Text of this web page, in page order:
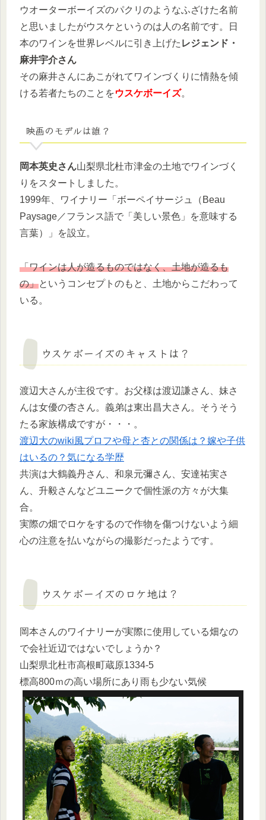
ウオーターボーイズのパクリのようなふざけた名前
と思いましたがウスケというのは人の名前です。日
本のワインを世界レベルに引き上げた レジェンド・
麻井宇介さん
その麻井さんにあこがれてワインづくりに情熱を傾
ける若者たちのことをウスケボーイズ。
映画のモデルは誰？
岡本英史さん山梨県北杜市津金の土地でワインづく
りをスタートしました。
1999年、ワイナリー「ボーペイサージュ（Beau
Paysage／フランス語で「美しい景色」を意味する
言葉）」を設立。
「ワインは人が造るものではなく、土地が造るも
の」というコンセプトのもと、土地からこだわって
いる。
ウスケボーイズのキャストは？
渡辺大さんが主役です。お父様は渡辺謙さん、妹さ
んは女優の杏さん。義弟は東出昌大さん。そうそう
たる家族構成ですが・・・。
渡辺大のwiki風プロフや母と杏との関係は？嫁や子供
はいるの？気になる学歴
共演は大鶴義丹さん、和泉元彌さん、安達祐実さ
ん、升毅さんなどユニークで個性派の方々が大集
合。
実際の畑でロケをするので作物を傷つけないよう細
心の注意を払いながらの撮影だったようです。
ウスケボーイズのロケ地は？
岡本さんのワイナリーが実際に使用している畑なの
で会社近辺ではないでしょうか？
山梨県北杜市高根町蔵原1334-5
標高800ｍの高い場所にあり雨も少ない気候